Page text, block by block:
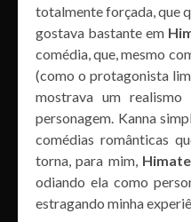
totalmente forçada, que
gostava bastante em
comédia, que, mesmo
(como o protagonista
mostrava um realismo
personagem. Kanna
comédias românticas
torna, para mim,
odiando ela como
estragando minha